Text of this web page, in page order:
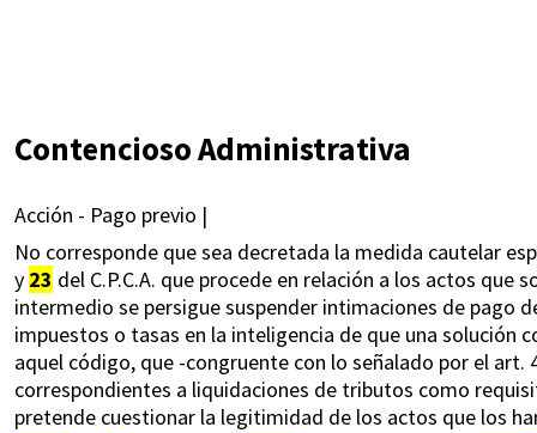
Contencioso Administrativa
Acción - Pago previo |
No corresponde que sea decretada la medida cautelar
y 23 del C.P.C.A. que procede en relación a los actos
intermedio se persigue suspender intimaciones de pago
impuestos o tasas en la inteligencia de que una solución
aquel código, que -congruente con lo señalado por el art.
correspondientes a liquidaciones de tributos como
pretende cuestionar la legitimidad de los actos que los